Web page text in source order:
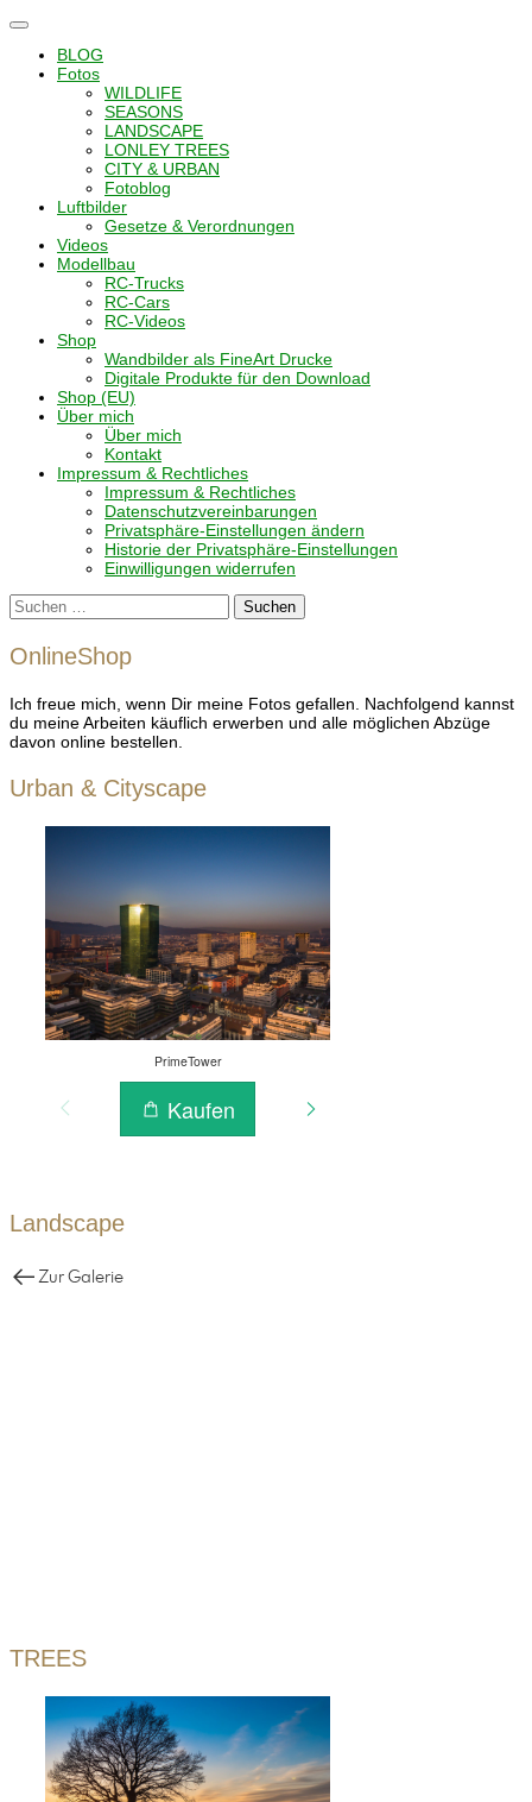
Navigation
umschalten
BLOG
Fotos
WILDLIFE
SEASONS
LANDSCAPE
LONLEY TREES
CITY & URBAN
Fotoblog
Luftbilder
Gesetze & Verordnungen
Videos
Modellbau
RC-Trucks
RC-Cars
RC-Videos
Shop
Wandbilder als FineArt Drucke
Digitale Produkte für den Download
Shop (EU)
Über mich
Über mich
Kontakt
Impressum & Rechtliches
Impressum & Rechtliches
Datenschutzvereinbarungen
Privatsphäre-Einstellungen ändern
Historie der Privatsphäre-Einstellungen
Einwilligungen widerrufen
Suchen
nach:
OnlineShop
Ich freue mich, wenn Dir meine Fotos gefallen. Nachfolgend kannst
du meine Arbeiten käuflich erwerben und alle möglichen Abzüge
davon online bestellen.
Urban & Cityscape
Landscape
TREES